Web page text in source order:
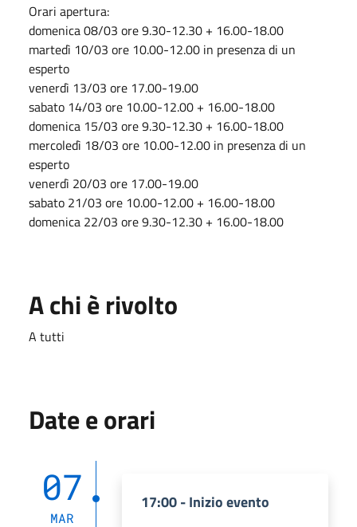
Orari apertura:
domenica 08/03 ore 9.30-12.30 + 16.00-18.00
martedì 10/03 ore 10.00-12.00 in presenza di un
esperto
venerdì 13/03 ore 17.00-19.00
sabato 14/03 ore 10.00-12.00 + 16.00-18.00
domenica 15/03 ore 9.30-12.30 + 16.00-18.00
mercoledì 18/03 ore 10.00-12.00 in presenza di un
esperto
venerdì 20/03 ore 17.00-19.00
sabato 21/03 ore 10.00-12.00 + 16.00-18.00
domenica 22/03 ore 9.30-12.30 + 16.00-18.00
A chi è rivolto
A tutti
Date e orari
07
MAR
17:00 - Inizio evento